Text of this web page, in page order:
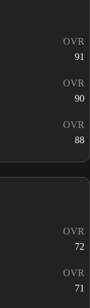
OVR
91
OVR
90
OVR
88
OVR
72
OVR
71